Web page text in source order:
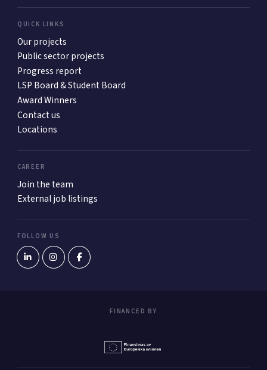
QUICK LINKS
Our projects
Public sector projects
Progress report
LSP Board & Student Board
Award Winners
Contact us
Locations
CAREER
Join the team
External job listings
FOLLOW US
FINANCED BY